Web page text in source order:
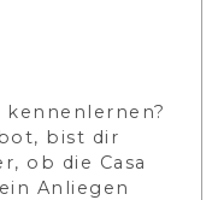
kennenlernen?
bist dir
ob die Casa
Anliegen